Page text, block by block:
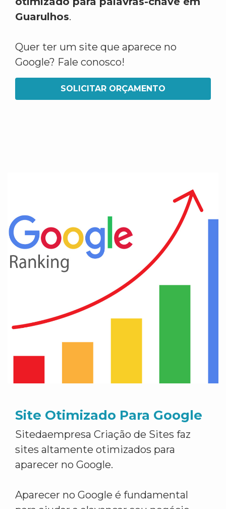
Guarulhos.
Quer ter um site que aparece no
Google? Fale conosco!
SOLICITAR ORÇAMENTO
Site Otimizado Para Google
Sitedaempresa Criação de Sites faz
sites altamente otimizados para
aparecer no Google.
Aparecer no Google é fundamental